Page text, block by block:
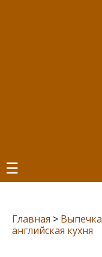
☰
Главная > Выпечка
английская кухня